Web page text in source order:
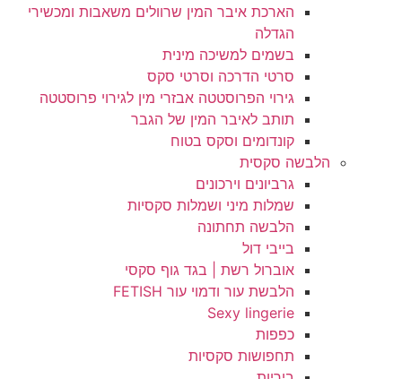
הארכת איבר המין שרוולים משאבות ומכשירי
הגדלה
בשמים למשיכה מינית
סרטי הדרכה וסרטי סקס
גירוי הפרוסטטה אבזרי מין לגירוי פרוסטטה
תותב לאיבר המין של הגבר
קונדומים וסקס בטוח
הלבשה סקסית
גרביונים וירכונים
שמלות מיני ושמלות סקסיות
הלבשה תחתונה
בייבי דול
אוברול רשת | בגד גוף סקסי
הלבשת עור ודמוי עור FETISH
Sexy lingerie
כפפות
תחפושות סקסיות